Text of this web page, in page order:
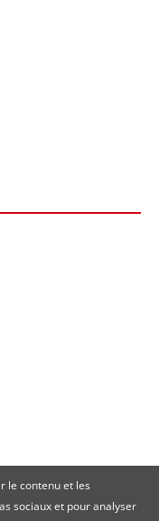
le contenu et les
sociaux et pour analyser